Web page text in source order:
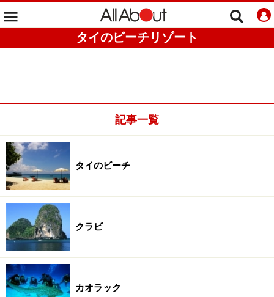
タイのビーチリゾート
記事一覧
タイのビーチ
クラビ
カオラック